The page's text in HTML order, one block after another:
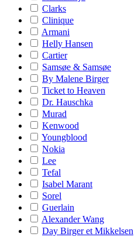
Clarks
Clinique
Armani
Helly Hansen
Cartier
Samsøe & Samsøe
By Malene Birger
Ticket to Heaven
Dr. Hauschka
Murad
Kenwood
Youngblood
Nokia
Lee
Tefal
Isabel Marant
Sorel
Guerlain
Alexander Wang
Day Birger et Mikkelsen